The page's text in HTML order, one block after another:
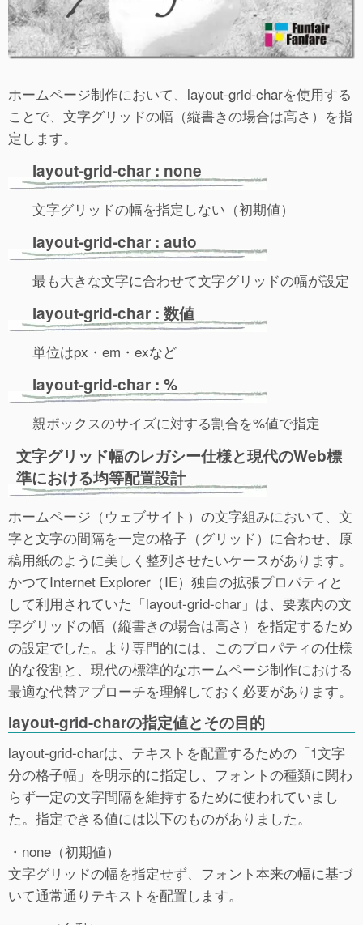
ホームページ制作において、layout-grid-charを使用する
ことで、文字グリッドの幅（縦書きの場合は高さ）を指
定します。
layout-grid-char : none
文字グリッドの幅を指定しない（初期値）
layout-grid-char : auto
最も大きな文字に合わせて文字グリッドの幅が設定
layout-grid-char : 数値
単位はpx・em・exなど
layout-grid-char : %
親ボックスのサイズに対する割合を%値で指定
文字グリッド幅のレガシー仕様と現代のWeb標
準における均等配置設計
ホームページ（ウェブサイト）の文字組みにおいて、文
字と文字の間隔を一定の格子（グリッド）に合わせ、原
稿用紙のように美しく整列させたいケースがあります。
かつてInternet Explorer（IE）独自の拡張プロパティと
して利用されていた「layout-grid-char」は、要素内の文
字グリッドの幅（縦書きの場合は高さ）を指定するため
の設定でした。より専門的には、このプロパティの仕様
的な役割と、現代の標準的なホームページ制作における
最適な代替アプローチを理解しておく必要があります。
layout-grid-charの指定値とその目的
layout-grid-charは、テキストを配置するための「1文字
分の格子幅」を明示的に指定し、フォントの種類に関わ
らず一定の文字間隔を維持するために使われていまし
た。指定できる値には以下のものがありました。
・none（初期値）
文字グリッドの幅を指定せず、フォント本来の幅に基づ
いて通常通りテキストを配置します。